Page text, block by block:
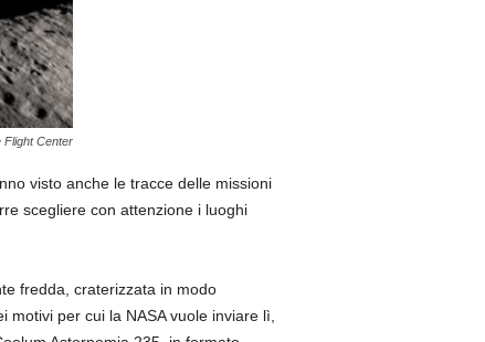
Flight Center
visto anche le tracce delle missioni
scegliere con attenzione i luoghi
fredda, craterizzata in modo
per cui la NASA vuole inviare lì,